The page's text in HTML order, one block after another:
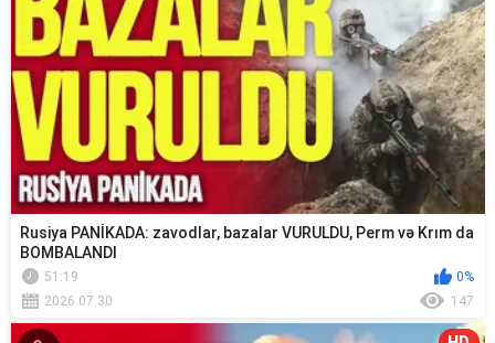
Rusiya PANİKADA: zavodlar, bazalar VURULDU, Perm və Krım da
BOMBALANDI
51:19
0%
2026.07.30
147